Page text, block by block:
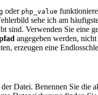
oder php_value
sehe ich am
sind. Verwenden Sie
angegeben werden,
erzeugen eine
Datei. Benennen Sie die